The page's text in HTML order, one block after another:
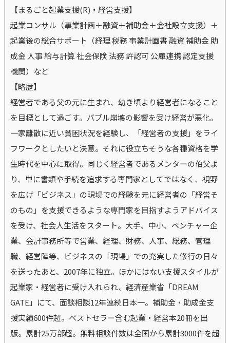
【まるごと起業支援(R)・経営支援】
起業コンサル（事業計画＋融資＋補助金＋会社設立支援）＋
起業後の総合サポート（経理 税務 事業計画書 融資 補助金 助
成金 人事 給与計算 社会保険 法務 許認可 公庫連携 認定支援
機関）など
【略歴】
経営者である父の元に生まれ、幼き頃より経営者になること
を目標として過ごす。バブル崩壊の影響を受け経営が悪化。
一家離散に近い貧困状況を経験し、「経営者の支援」をライ
フワークとしたいと決意。それに役立ちそうな各種資格を学
生時代を中心に取得。同じく経営者であるメンターの伯父よ
り、単に書類や手続を追求する専門家としてではなく、視野
を広げ「ビジネス」の現場での経験を元に経営者の「経営そ
のもの」を支援できるような専門家を目指すようアドバイス
を受け、社会人生活をスタート。大手、中小、ベンチャー企
業、会計事務所等で営業、経理、財務、人事、総務、管理
職、経営陣等、ビジネスの「現場」での充実した修行の日々
を送ったあと、2007年に独立。ほかにはない支援スタイルが
起業家・経営者に受け入れられ、経済産業省「DREAM
GATE」にて、面談相談12年連続日本一。補助金・助成金支
援実績600件超。ベストセラー含む起業・経営本20冊を出
版。累計25万部超。無料相談件数は全国から累計3000件を超